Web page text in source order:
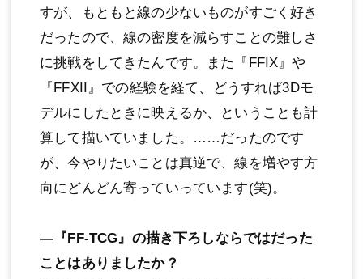
すが、もともと線の少ないものがすごく好き
だったので、線の密度を減らすことの難しさ
に挑戦をしてきたんです。また『FFIX』や
『FFXII』での経験を経て、どうすれば3Dモ
デルにしたときに映えるか、ということも計
算して描いていました。……だったのです
が、今やりたいことは真逆で、線を増やす方
向にどんどん寄っていっています(笑)。
―『FF-TCG』の描き下ろしならではだった
ことはありましたか？